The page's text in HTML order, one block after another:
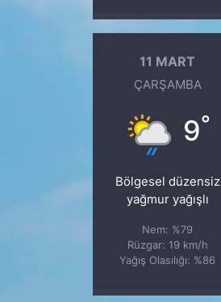
11 MART
ÇARŞAMBA
9°
Bölgesel düzensiz
yağmur yağışlı
Nem: %79
Rüzgar: 19 km/h
Yağış Olasılığı: %86